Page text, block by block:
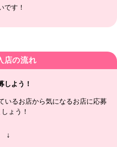
です！
店の流れ
しよう！
いるお店から気になるお店に応募
しょう！
↓